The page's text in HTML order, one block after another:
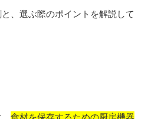
、選ぶ際のポイントを解説して